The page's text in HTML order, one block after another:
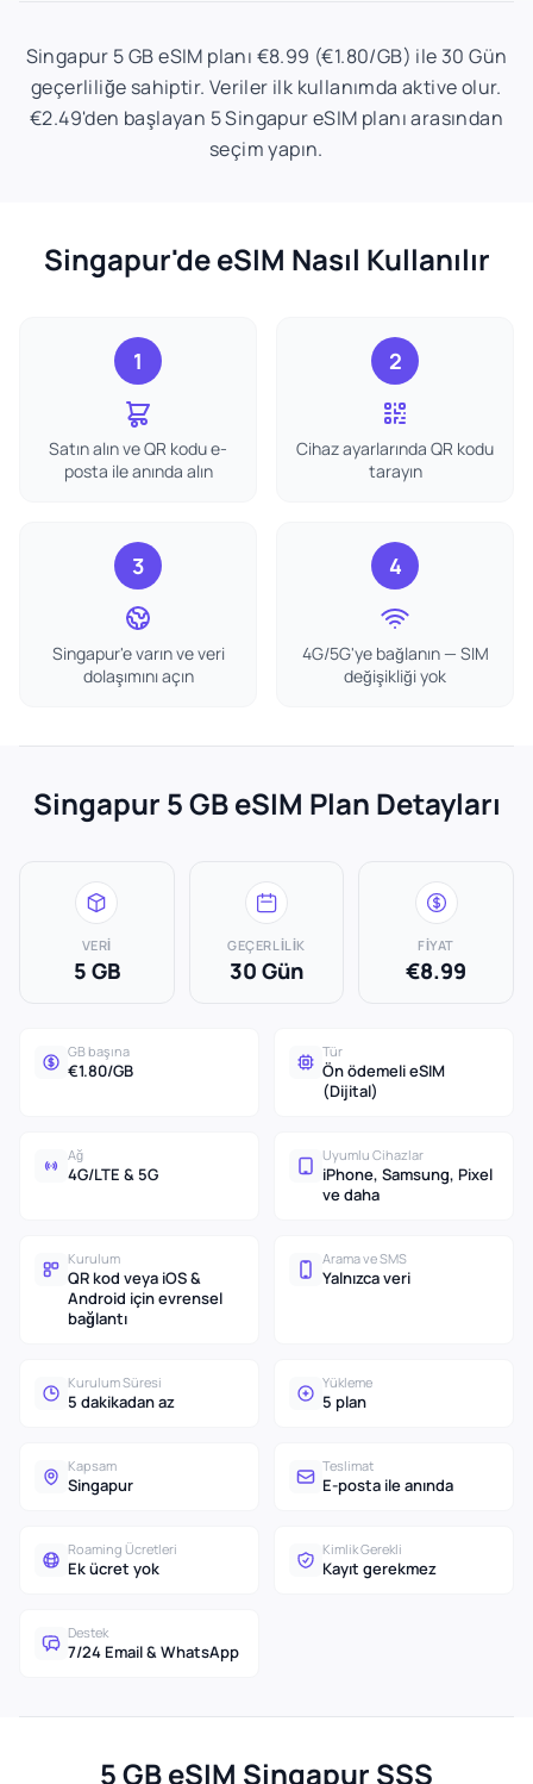
Singapur 5 GB eSIM planı €8.99 (€1.80/GB) ile 30 Gün
geçerliliğe sahiptir. Veriler ilk kullanımda aktive olur.
€2.49'den başlayan 5 Singapur eSIM planı arasından
seçim yapın.
Singapur'de eSIM Nasıl Kullanılır
1
Satın alın ve QR kodu e-
posta ile anında alın
2
Cihaz ayarlarında QR kodu
tarayın
3
Singapur'e varın ve veri
dolaşımını açın
4
4G/5G'ye bağlanın — SIM
değişikliği yok
Singapur 5 GB eSIM Plan Detayları
VERI
5 GB
GEÇERLILIK
30 Gün
FIYAT
€8.99
GB başına
€1.80/GB
Tür
Ön ödemeli eSIM
(Dijital)
Ağ
4G/LTE & 5G
Uyumlu Cihazlar
iPhone, Samsung, Pixel
ve daha
Kurulum
QR kod veya iOS &
Android için evrensel
bağlantı
Arama ve SMS
Yalnızca veri
Kurulum Süresi
5 dakikadan az
Yükleme
5 plan
Kapsam
Singapur
Teslimat
E-posta ile anında
Roaming Ücretleri
Ek ücret yok
Kimlik Gerekli
Kayıt gerekmez
Destek
7/24 Email & WhatsApp
5 GB eSIM Singapur SSS